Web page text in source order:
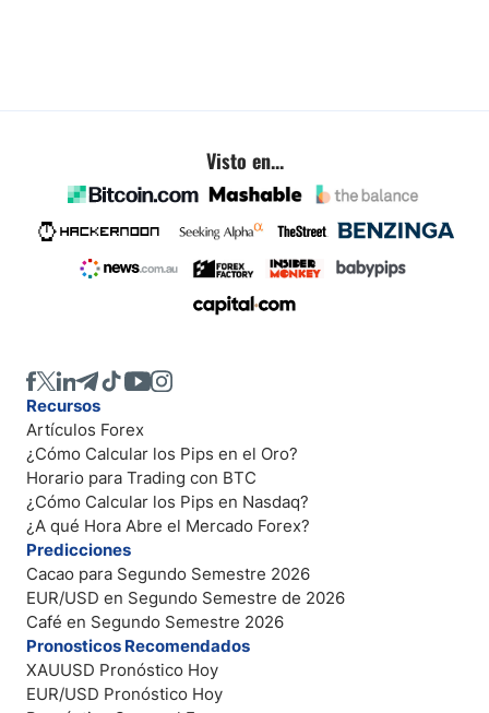
Visto en...
Recursos
Artículos Forex
¿Cómo Calcular los Pips en el Oro?
Horario para Trading con BTC
¿Cómo Calcular los Pips en Nasdaq?
¿A qué Hora Abre el Mercado Forex?
Predicciones
Cacao para Segundo Semestre 2026
EUR/USD en Segundo Semestre de 2026
Café en Segundo Semestre 2026
Pronosticos Recomendados
XAUUSD Pronóstico Hoy
EUR/USD Pronóstico Hoy